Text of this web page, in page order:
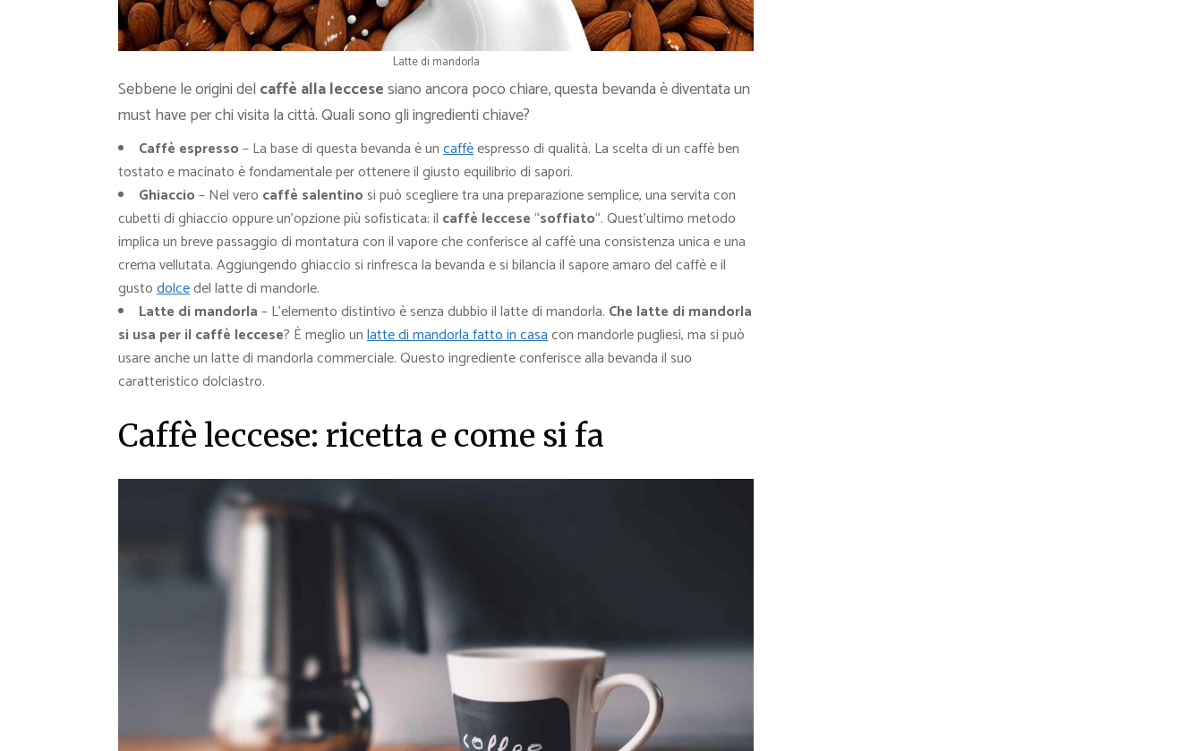
Latte di mandorla
Sebbene le origini del caffè alla leccesesiano ancora poco chiare, questa bevanda è diventata un
must have per chi visita la città. Quali sono gli ingredienti chiave?
Caffè espresso– La base di questa bevanda è uncaffèespresso di qualità. La scelta di un caffè ben
tostato e macinato è fondamentale per ottenere il giusto equilibrio di sapori.
Ghiaccio– Nel vero caffè salentino si può scegliere tra una preparazione semplice, una servita con
cubetti di ghiaccio oppure un’opzione più sofisticata: il caffè leccese“soffiato“. Quest’ultimo metodo
implica un breve passaggio di montatura con il vapore che conferisce al caffè una consistenza unica e una
crema vellutata. Aggiungendo ghiaccio si rinfresca la bevanda e si bilancia il sapore amaro del caffè e il
gustodolcedel latte di mandorle.
Latte di mandorla– L’elemento distintivo è senza dubbio il latte di mandorla. Che latte di mandorla
si usa per il caffè leccese? È meglio unlatte di mandorla fatto in casacon mandorle pugliesi, ma si può
usare anche un latte di mandorla commerciale. Questo ingrediente conferisce alla bevanda il suo
caratteristico dolciastro.
Caffè leccese: ricetta e come si fa